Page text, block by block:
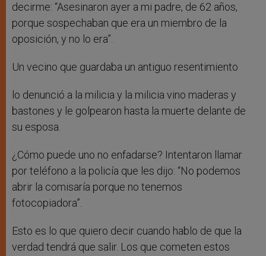
decirme: “Asesinaron ayer a mi padre, de 62 años,
porque sospechaban que era un miembro de la
oposición, y no lo era”.
Un vecino que guardaba un antiguo resentimiento
lo denunció a la milicia y la milicia vino maderas y
bastones y le golpearon hasta la muerte delante de
su esposa.
¿Cómo puede uno no enfadarse? Intentaron llamar
por teléfono a la policía que les dijo: “No podemos
abrir la comisaría porque no tenemos
fotocopiadora”.
Esto es lo que quiero decir cuando hablo de que la
verdad tendrá que salir. Los que cometen estos